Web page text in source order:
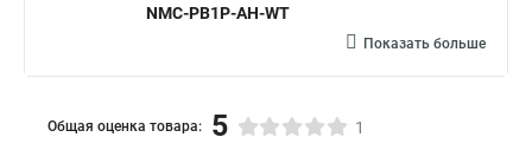
NMC-PB1P-AH-WT
Показать больше
Общая оценка товара: 5 1